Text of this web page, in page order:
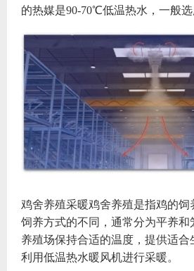
的热媒是90-70℃低温热水，一般选
鸡舍养殖采暖鸡舍养殖是指鸡的
饲养方式的不同，通常分为平养和
养殖场保持合适的温度，提供适
利用低温热水暖风机进行采暖。